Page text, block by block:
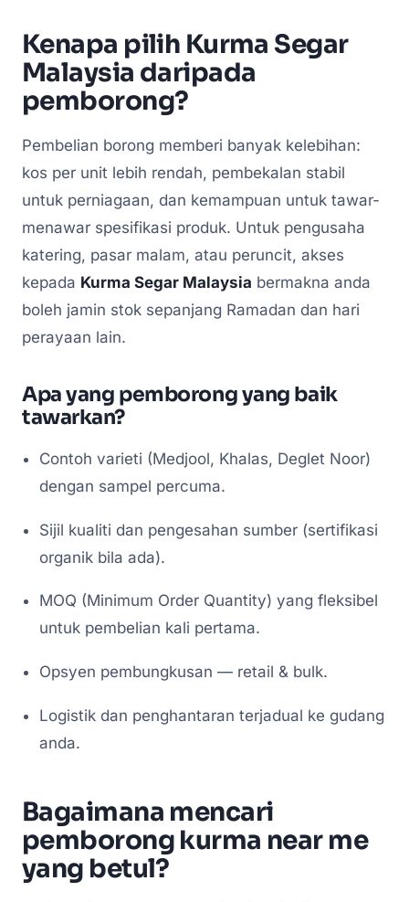
Kenapa pilih Kurma Segar
Malaysia daripada
pemborong?
Pembelian borong memberi banyak kelebihan:
kos per unit lebih rendah, pembekalan stabil
untuk perniagaan, dan kemampuan untuk tawar-
menawar spesifikasi produk. Untuk pengusaha
katering, pasar malam, atau peruncit, akses
kepada Kurma Segar Malaysia bermakna anda
boleh jamin stok sepanjang Ramadan dan hari
perayaan lain.
Apa yang pemborong yang baik
tawarkan?
Contoh varieti (Medjool, Khalas, Deglet Noor)
dengan sampel percuma.
Sijil kualiti dan pengesahan sumber (sertifikasi
organik bila ada).
MOQ (Minimum Order Quantity) yang fleksibel
untuk pembelian kali pertama.
Opsyen pembungkusan — retail & bulk.
Logistik dan penghantaran terjadual ke gudang
anda.
Bagaimana mencari
pemborong kurma near me
yang betul?